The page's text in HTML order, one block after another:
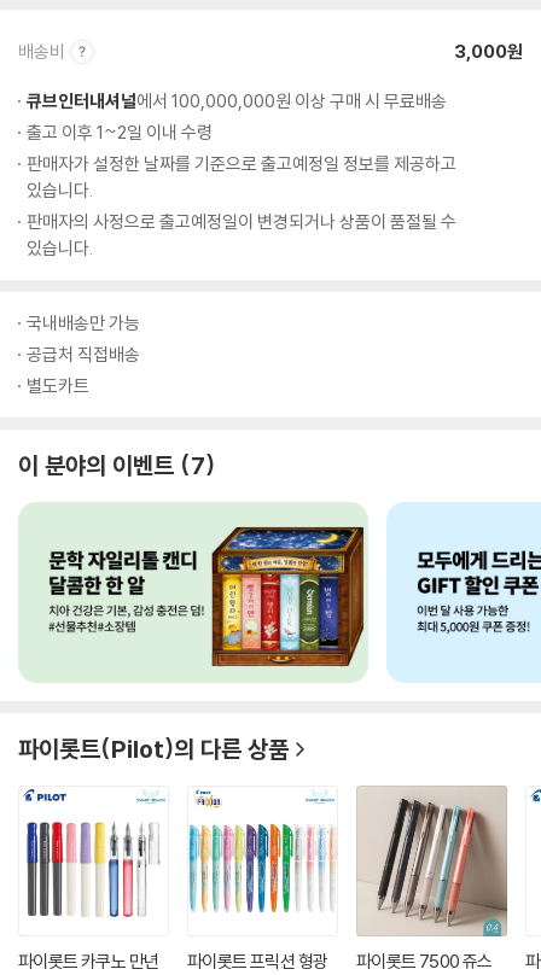
배송비 3,000원
큐브인터내셔널에서 100,000,000원 이상 구매 시 무료배송
출고 이후 1~2일 이내 수령
판매자가 설정한 날짜를 기준으로 출고예정일 정보를 제공하고
있습니다.
판매자의 사정으로 출고예정일이 변경되거나 상품이 품절될 수
있습니다.
국내배송만 가능
공급처 직접배송
별도카트
이 분야의 이벤트 7
파이롯트(Pilot)의 다른 상품
파이롯트 카쿠노 만년
파이롯트 프릭션 형광
파이롯트 7500 쥬스